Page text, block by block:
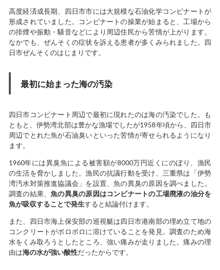
高度経済成長期、四日市市には大規模な石油化学コンビナートが
形成されていました。コンビナートの操業が始まると、工場から
の排煙や振動・騒音などにより周辺住民から苦情が上がります。
なかでも、ぜんそくの症状を訴える患者が多くみられました。四
日市ぜんそくのはじまりです。
最初に始まった海の汚染
四日市コンビナート周辺で最初に現れたのは海の汚染でした。も
ともと、伊勢湾北部は豊かな漁場でしたが1958年頃から、四日市
周辺でとれた魚が石油臭いといった苦情が寄せられるようになり
ます。
1960年には異臭魚による被害額が8000万円近くにのぼり、漁民
の生活を脅かしました。漁民の抗議行動を受け、三重県は「伊勢
湾汚水対策推進協議会」を設置、魚の異臭の原因を調べました。
調査の結果、魚の異臭の原因はコンビナートの工場廃液の油分を
魚が吸収することで発生すると結論付けます。
また、四日市海上保安部の巡視艇は四日市港南部の埋め立て地の
コンクリートがボロボロに溶けていることを発見。調査のため海
水をくみ取ろうとしたところ、強い痛みが走りました。痛みの理
由は海の水が強い酸性だったからです。